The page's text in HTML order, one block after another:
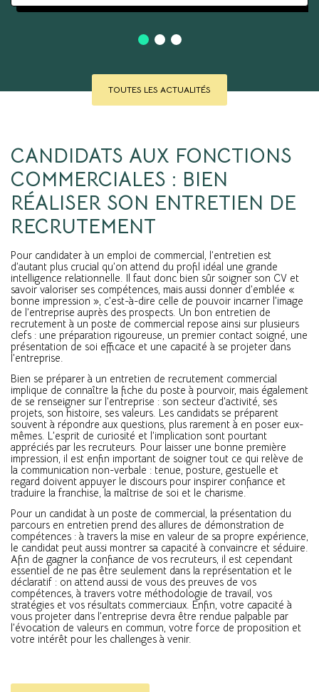
TOUTES LES ACTUALITÉS
CANDIDATS AUX FONCTIONS
COMMERCIALES : BIEN
RÉALISER SON ENTRETIEN DE
RECRUTEMENT
Pour candidater à un emploi de commercial, l’entretien est
d’autant plus crucial qu’on attend du profil idéal une grande
intelligence relationnelle. Il faut donc bien sûr soigner son CV et
savoir valoriser ses compétences, mais aussi donner d’emblée «
bonne impression », c’est-à-dire celle de pouvoir incarner l’image
de l’entreprise auprès des prospects. Un bon entretien de
recrutement à un poste de commercial repose ainsi sur plusieurs
clefs : une préparation rigoureuse, un premier contact soigné, une
présentation de soi efficace et une capacité à se projeter dans
l’entreprise.
Bien se préparer à un entretien de recrutement commercial
implique de connaître la fiche du poste à pourvoir, mais également
de se renseigner sur l’entreprise : son secteur d’activité, ses
projets, son histoire, ses valeurs. Les candidats se préparent
souvent à répondre aux questions, plus rarement à en poser eux-
mêmes. L’esprit de curiosité et l’implication sont pourtant
appréciés par les recruteurs. Pour laisser une bonne première
impression, il est enfin important de soigner tout ce qui relève de
la communication non-verbale : tenue, posture, gestuelle et
regard doivent appuyer le discours pour inspirer confiance et
traduire la franchise, la maîtrise de soi et le charisme.
Pour un candidat à un poste de commercial, la présentation du
parcours en entretien prend des allures de démonstration de
compétences : à travers la mise en valeur de sa propre expérience,
le candidat peut aussi montrer sa capacité à convaincre et séduire.
Afin de gagner la confiance de vos recruteurs, il est cependant
essentiel de ne pas être seulement dans la représentation et le
déclaratif : on attend aussi de vous des preuves de vos
compétences, à travers votre méthodologie de travail, vos
stratégies et vos résultats commerciaux. Enfin, votre capacité à
vous projeter dans l’entreprise devra être rendue palpable par
l’évocation de valeurs en commun, votre force de proposition et
votre intérêt pour les challenges à venir.